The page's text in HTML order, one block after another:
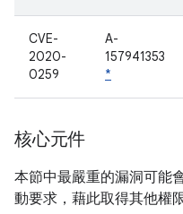
CVE-
2020-
0259
A-
157941353
*
核心元件
本節中最嚴重的漏洞可能
動要求，藉此取得其他權限